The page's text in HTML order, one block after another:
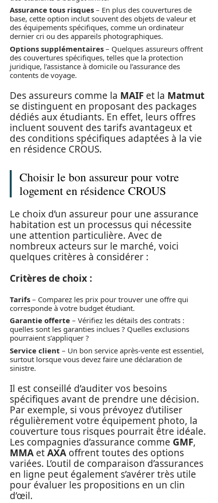
Assurance tous risques – En plus des couvertures de
base, cette option inclut souvent des objets de valeur et
des équipements spécifiques, comme un ordinateur
dernier cri ou des appareils photographiques.
Options supplémentaires – Quelques assureurs offrent
des couvertures spécifiques, telles que la protection
juridique, l’assistance à domicile ou l’assurance des
contents de voyage.
Des assureurs comme la MAIF et la Matmut
se distinguent en proposant des packages
dédiés aux étudiants. En effet, leurs offres
incluent souvent des tarifs avantageux et
des conditions spécifiques adaptées à la vie
en résidence CROUS.
Choisir le bon assureur pour votre
logement en résidence CROUS
Le choix d’un assureur pour une assurance
habitation est un processus qui nécessite
une attention particulière. Avec de
nombreux acteurs sur le marché, voici
quelques critères à considérer :
Critères de choix :
Tarifs – Comparez les prix pour trouver une offre qui
corresponde à votre budget étudiant.
Garantie offerte – Vérifiez les détails des contrats :
quelles sont les garanties inclues ? Quelles exclusions
pourraient s’appliquer ?
Service client – Un bon service après-vente est essentiel,
surtout lorsque vous devez faire une déclaration de
sinistre.
Il est conseillé d’auditer vos besoins
spécifiques avant de prendre une décision.
Par exemple, si vous prévoyez d’utiliser
régulièrement votre équipement photo, la
couverture tous risques pourrait être idéale.
Les compagnies d’assurance comme GMF,
MMA etAXA offrent toutes des options
variées. L’outil de comparaison d’assurances
en ligne peut également s’avérer très utile
pour évaluer les propositions en un clin
d’œil.